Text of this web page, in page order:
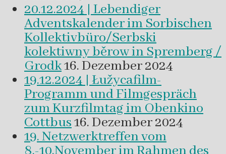
20.12.2024 | Lebendiger
Adventskalender im Sorbischen
Kollektivbüro/Serbski
kolektiwny běrow in Spremberg /
Grodk16. Dezember 2024
19.12.2024 | Łužycafilm-
Programm und Filmgespräch
zum Kurzfilmtag im Obenkino
Cottbus16. Dezember 2024
19. Netzwerktreffen vom